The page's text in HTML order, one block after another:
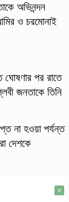
অভিনন্দন
ও চরমোনাই
ঘোষণার পর রাতে
জনতাকে তিনি
না হওয়া পর্যন্ত
দেশকে